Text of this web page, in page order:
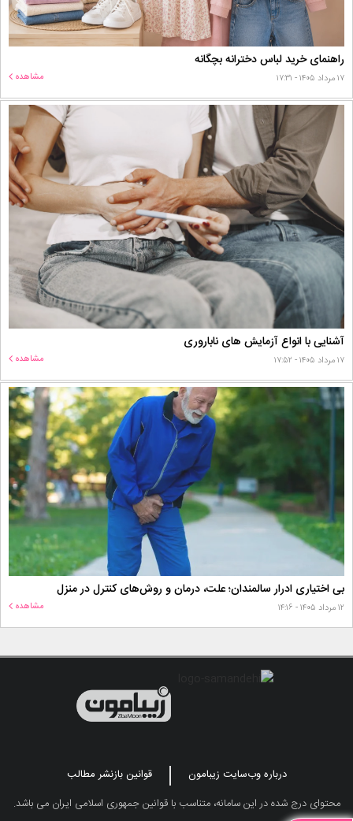
راهنمای خرید لباس دخترانه بچگانه
۱۷ مرداد ۱۴۰۵ - ۱۷:۳۱ مشاهده
آشنایی با انواع آزمایش های ناباروری
۱۷ مرداد ۱۴۰۵ - ۱۷:۵۲ مشاهده
بی اختیاری ادرار سالمندان؛ علت، درمان و روش‌های کنترل در منزل
۱۲ مرداد ۱۴۰۵ - ۱۴:۱۶ مشاهده
درباره وب‌سایت زیبامون
قوانین بازنشر مطالب
محتوای درج شده در این سامانه، متناسب با قوانین جمهوری اسلامی ایران می باشد.